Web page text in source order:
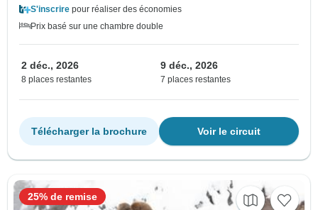
S'inscrire pour réaliser des économies
Prix basé sur une chambre double
2 déc., 2026
8 places restantes
9 déc., 2026
7 places restantes
Voir le circuit
Télécharger la brochure
25% de remise